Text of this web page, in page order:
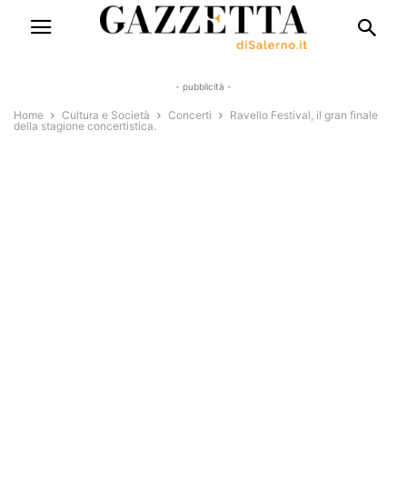
- pubblicità -
Home Cultura e Società Concerti
Ravello Festival, il gran finale
della stagione concertistica.